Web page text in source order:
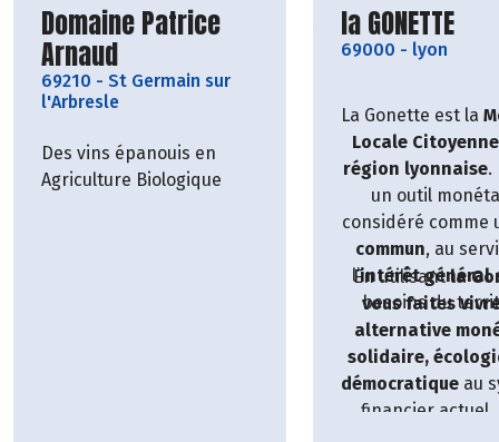
Découvrir le producteur
Domaine Patrice
Arnaud
69210 - St Germain sur
l'Arbresle
Des vins épanouis en
Agriculture Biologique
Découvrir le
la GONETTE
69000 - lyon
La Gonette est la
Locale
région lyonnaise.
un outil
considéré comme
commun, au
l’intérêt général
besoins du
En utilisantla
vous faites
alternative
solidaire,
démocratique au
financier actuel,